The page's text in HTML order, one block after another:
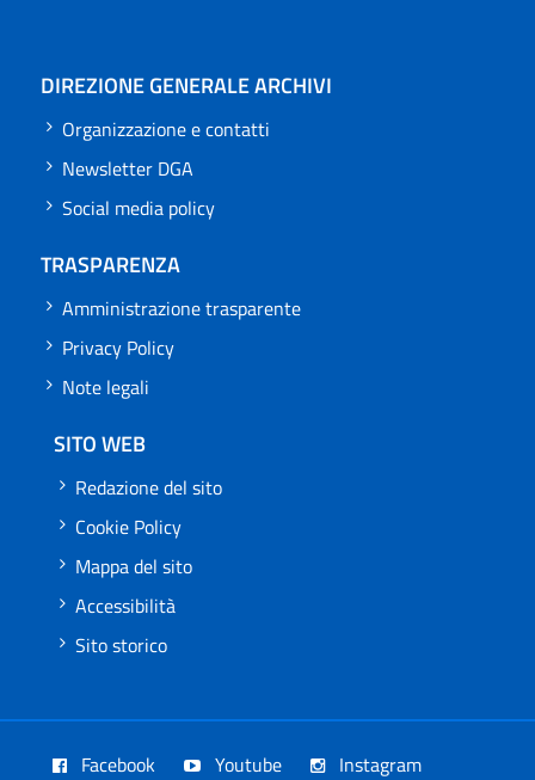
DIREZIONE GENERALE ARCHIVI
Organizzazione e contatti
Newsletter DGA
Social media policy
TRASPARENZA
Amministrazione trasparente
Privacy Policy
Note legali
SITO WEB
Redazione del sito
Cookie Policy
Mappa del sito
Accessibilità
Sito storico
Facebook Youtube Instagram